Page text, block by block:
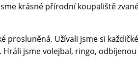
krásné přírodní koupaliště zvané
prosluněná. Užívali jsme si
jsme volejbal, ringo,